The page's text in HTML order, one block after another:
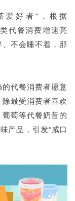
爱好者”，根据
代餐消费增速亮
不会睡不着，那
代餐消费者愿意
最受消费者喜欢
萄等代餐奶昔的
产品，引发“咸口